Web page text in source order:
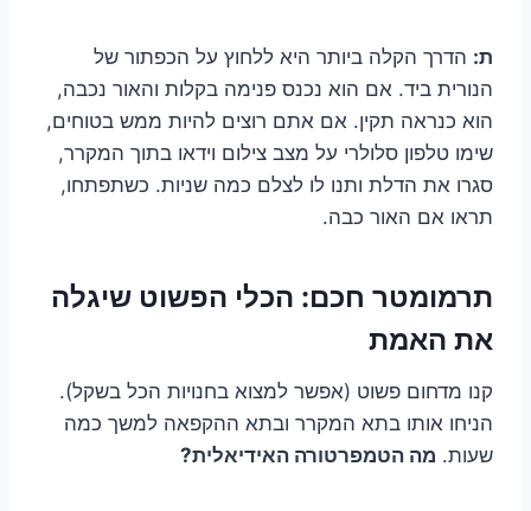
ת: הדרך הקלה ביותר היא ללחוץ על הכפתור של
הנורית ביד. אם הוא נכנס פנימה בקלות והאור נכבה,
הוא כנראה תקין. אם אתם רוצים להיות ממש בטוחים,
שימו טלפון סלולרי על מצב צילום וידאו בתוך המקרר,
סגרו את הדלת ותנו לו לצלם כמה שניות. כשתפתחו,
תראו אם האור כבה.
תרמומטר חכם: הכלי הפשוט שיגלה
את האמת
קנו מדחום פשוט (אפשר למצוא בחנויות הכל בשקל).
הניחו אותו בתא המקרר ובתא ההקפאה למשך כמה
שעות. מה הטמפרטורה האידיאלית?